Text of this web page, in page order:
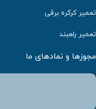
تعمیر کرکره برقی
تعمیر راهبند
مجوزها و نمادهای ما